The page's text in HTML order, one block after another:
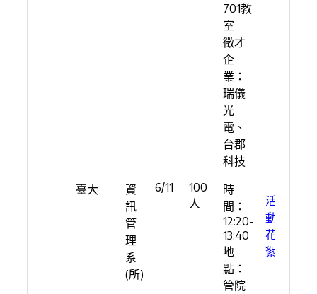
701教
室
徵才
企
業：
瑞儀
光
電、
台郡
科技
臺大
資
訊
管
理
系
(所)
6/11
100
人
時
間：
12:20-
13:40
地
點：
管院
活
動
花
絮